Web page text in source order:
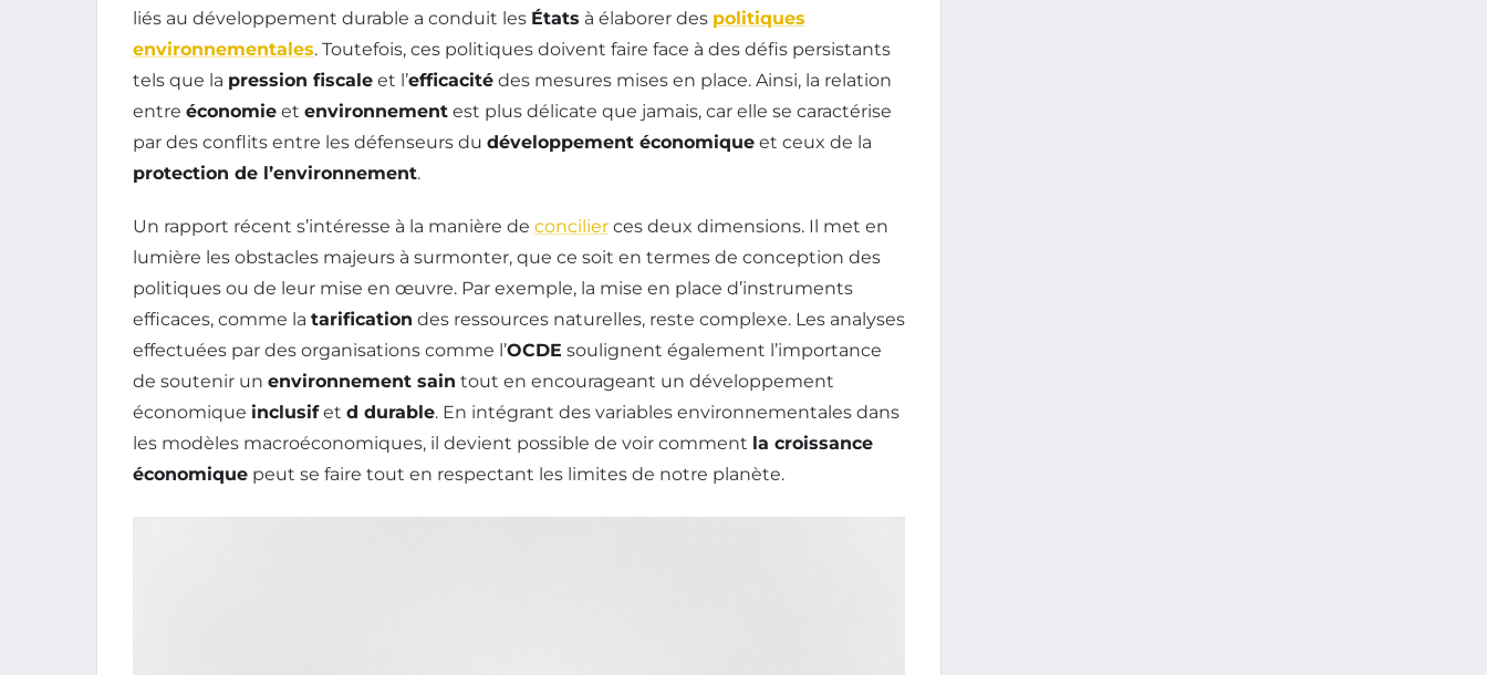
liés au développement durable a conduit les États à élaborer des politiques
environnementales. Toutefois, ces politiques doivent faire face à des défis persistants
tels que la pression fiscale et l’efficacité des mesures mises en place. Ainsi, la relation
entre économie et environnement est plus délicate que jamais, car elle se caractérise
par des conflits entre les défenseurs du développement économique et ceux de la
protection de l’environnement.
Un rapport récent s’intéresse à la manière de concilier ces deux dimensions. Il met en
lumière les obstacles majeurs à surmonter, que ce soit en termes de conception des
politiques ou de leur mise en œuvre. Par exemple, la mise en place d’instruments
efficaces, comme la tarification des ressources naturelles, reste complexe. Les analyses
effectuées par des organisations comme l’OCDE soulignent également l’importance
de soutenir un environnement sain tout en encourageant un développement
économique inclusifet d durable. En intégrant des variables environnementales dans
les modèles macroéconomiques, il devient possible de voir comment la croissance
économique peut se faire tout en respectant les limites de notre planète.